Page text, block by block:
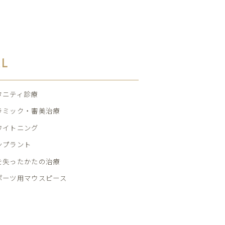
ニティ診療
ミック・審美治療
イトニング
プラント
失ったかたの治療
ーツ用マウスピース